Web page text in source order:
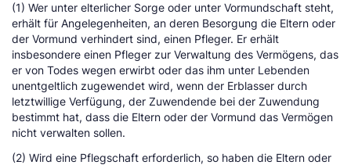
(1) Wer unter elterlicher Sorge oder unter Vormundschaft steht,
erhält für Angelegenheiten, an deren Besorgung die Eltern oder
der Vormund verhindert sind, einen Pfleger. Er erhält
insbesondere einen Pfleger zur Verwaltung des Vermögens, das
er von Todes wegen erwirbt oder das ihm unter Lebenden
unentgeltlich zugewendet wird, wenn der Erblasser durch
letztwillige Verfügung, der Zuwendende bei der Zuwendung
bestimmt hat, dass die Eltern oder der Vormund das Vermögen
nicht verwalten sollen.
(2) Wird eine Pflegschaft erforderlich, so haben die Eltern oder